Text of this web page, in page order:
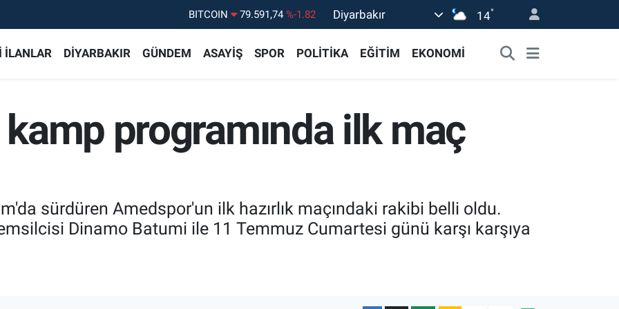
DOLAR 45,43620 %0.02
%0
Diyarbakır 14°
İLANLAR DİYARBAKIR GÜNDEM ASAYİŞ SPOR POLİTİKA EĞİTİM EKONOMİ
programında ilk maç
sürdüren Amedspor'un ilk hazırlık maçındaki rakibi belli oldu.
Dinamo Batumi ile 11 Temmuz Cumartesi günü karşı karşıya